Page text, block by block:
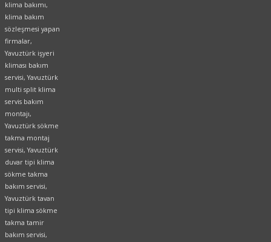
klima bakımı,
klima bakım
sözleşmesi yapan
firmalar,
Yavuztürk işyeri
kliması bakım
servisi, Yavuztürk
multi split klima
servis bakım
montajı,
Yavuztürk sökme
takma montaj
servisi, Yavuztürk
duvar tipi klima
sökme takma
bakım servisi,
Yavuztürk tavan
tipi klima sökme
takma tamir
bakım servisi,